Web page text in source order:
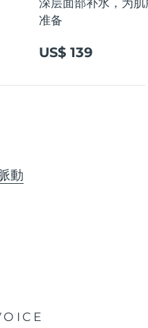
准备
US$ 139
動